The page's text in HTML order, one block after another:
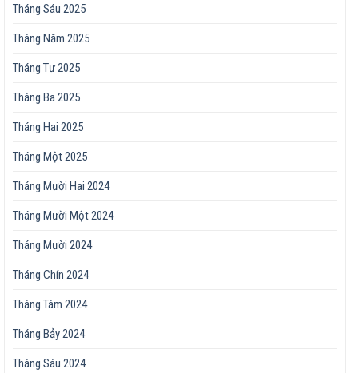
Tháng Sáu 2025
Tháng Năm 2025
Tháng Tư 2025
Tháng Ba 2025
Tháng Hai 2025
Tháng Một 2025
Tháng Mười Hai 2024
Tháng Mười Một 2024
Tháng Mười 2024
Tháng Chín 2024
Tháng Tám 2024
Tháng Bảy 2024
Tháng Sáu 2024